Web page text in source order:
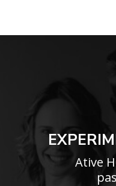
Ative